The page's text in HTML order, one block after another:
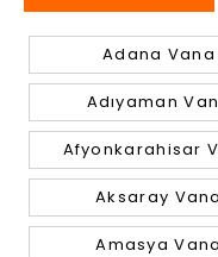
Adana Vana
Adıyaman
Afyonkarahisar
Aksaray Vana
Amasya Vana